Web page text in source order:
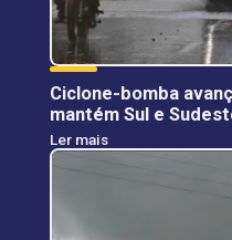
Ciclone-bomba
mantém Sul e
Ler mais